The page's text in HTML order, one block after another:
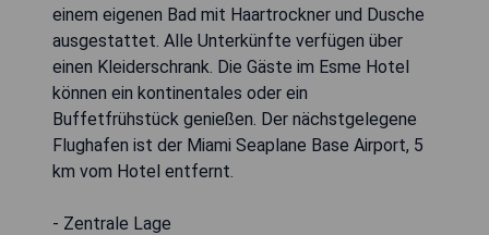
einem eigenen Bad mit Haartrockner und Dusche
ausgestattet. Alle Unterkünfte verfügen über
einen Kleiderschrank. Die Gäste im Esme Hotel
können ein kontinentales oder ein
Buffetfrühstück genießen. Der nächstgelegene
Flughafen ist der Miami Seaplane Base Airport, 5
km vom Hotel entfernt.
- Zentrale Lage